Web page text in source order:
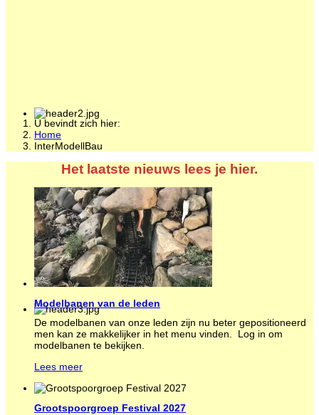
U bevindt zich hier:
Home
InterModellBau
Het laatste nieuws lees je hier.
Modelbanen van de leden
De modelbanen van onze leden zijn nu beter gepositioneerd
men kan ze makkelijker in het menu vinden. Log in om
modelbanen te bekijken.
Lees meer
Grootspoorgroep Festival 2027